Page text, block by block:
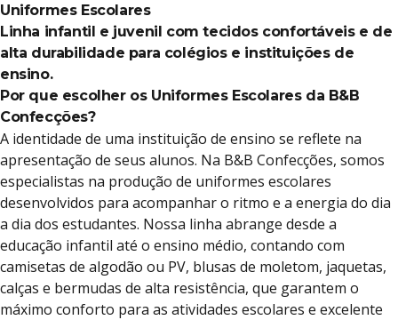
Uniformes Escolares
Linha infantil e juvenil com tecidos confortáveis e de
alta durabilidade para colégios e instituições de
ensino.
Por que escolher os Uniformes Escolares da B&B
Confecções?
A identidade de uma instituição de ensino se reflete na
apresentação de seus alunos. Na B&B Confecções, somos
especialistas na produção de uniformes escolares
desenvolvidos para acompanhar o ritmo e a energia do dia
a dia dos estudantes. Nossa linha abrange desde a
educação infantil até o ensino médio, contando com
camisetas de algodão ou PV, blusas de moletom, jaquetas,
calças e bermudas de alta resistência, que garantem o
máximo conforto para as atividades escolares e excelente